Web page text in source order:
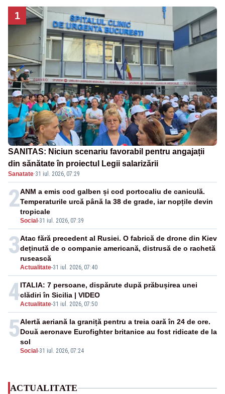
1
SANITAS: Niciun scenariu favorabil pentru angajații
din sănătate în proiectul Legii salarizării
Sanatate·31 iul. 2026, 07:29
2
Social -31 iul. 2026, 07:39
ANM a emis cod galben și cod portocaliu de caniculă.
Temperaturile urcă până la 38 de grade, iar nopțile devin
tropicale
3
Actualitate-31 iul. 2026, 07:40
Atac fără precedent al Rusiei. O fabrică de drone din Kiev
deținută de o companie americană, distrusă de o rachetă
rusească
4Actualitate-31 iul. 2026, 07:50
ITALIA: 7 persoane, dispărute după prăbușirea unei
clădiri în Sicilia | VIDEO
5
Social -31 iul. 2026, 07:24
Alertă aeriană la graniță pentru a treia oară în 24 de ore.
Două aeronave Eurofighter britanice au fost ridicate de la
sol
ACTUALITATE